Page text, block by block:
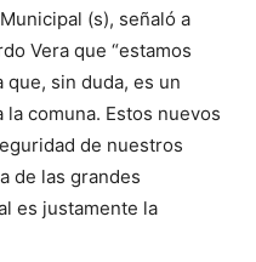
(s), señaló a
Vera que “estamos
sin duda, es un
comuna. Estos nuevos
de nuestros
de las grandes
es justamente la